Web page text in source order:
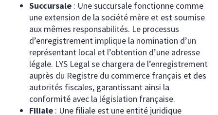
Succursale : Une succursale fonctionne comme
une extension de la société mère et est soumise
aux mêmes responsabilités. Le processus
d’enregistrement implique la nomination d’un
représentant local et l’obtention d’une adresse
légale. LYS Legal se chargera de l’enregistrement
auprès du Registre du commerce français et des
autorités fiscales, garantissant ainsi la
conformité avec la législation française.
Filiale : Une filiale est une entité juridique